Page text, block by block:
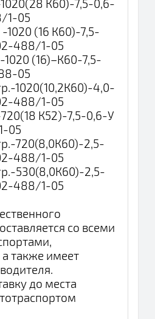
К60)-7,5-0,6-
1-05
(16 К60)-7,5-
488/1-05
(16)–К60-7,5-
05
1020(10,2К60)-4,0-
488/1-05
К52)-7,5-0,6-У
05
720(8,0К60)-2,5-
488/1-05
530(8,0К60)-2,5-
488/1-05
со всеми
также имеет
до места